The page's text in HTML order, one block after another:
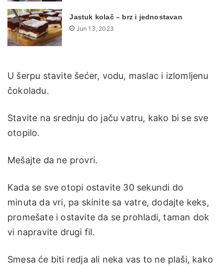
Jastuk kolač – brz i jednostavan
Jun 13, 2023
U šerpu stavite šećer, vodu, maslac i izlomljenu
čokoladu.
Stavite na srednju do jaču vatru, kako bi se sve
otopilo.
Mešajte da ne provri.
Kada se sve otopi ostavite 30 sekundi do
minuta da vri, pa skinite sa vatre, dodajte keks,
promešate i ostavite da se prohladi, taman dok
vi napravite drugi fil.
Smesa će biti redja ali neka vas to ne plaši, kako